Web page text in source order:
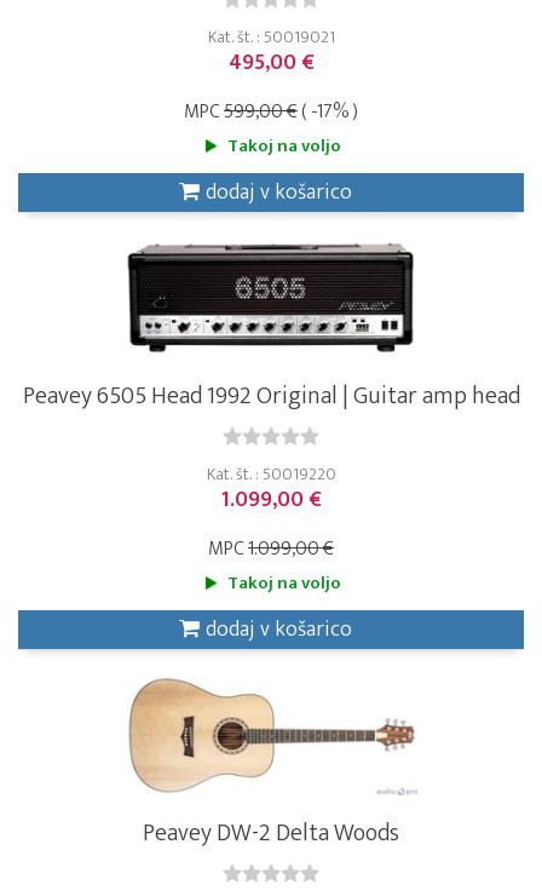
Kat. št. : 50019021
495,00 €
MPC599,00 €( -17% )
Takoj na voljo
dodaj v košarico
Peavey 6505 Head 1992 Original | Guitar amp head
Kat. št. : 50019220
1.099,00 €
MPC1.099,00 €
Takoj na voljo
dodaj v košarico
Peavey DW-2 Delta Woods